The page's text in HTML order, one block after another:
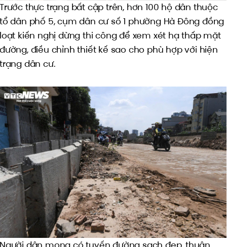
Trước thực trạng bất cập trên, hơn 100 hộ dân thuộc
tổ dân phố 5, cụm dân cư số 1 phường Hà Đông đồng
loạt kiến nghị dừng thi công để xem xét hạ thấp mặt
đường, điều chỉnh thiết kế sao cho phù hợp với hiện
trạng dân cư.